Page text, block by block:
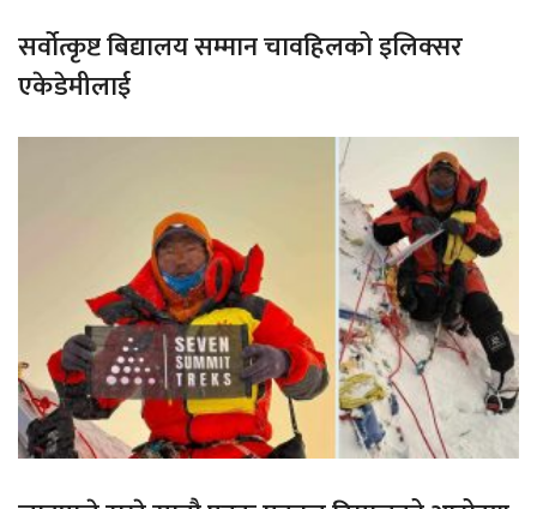
सर्वोत्कृष्ट बिद्यालय सम्मान चावहिलको इलिक्सर
एकेडेमीलाई